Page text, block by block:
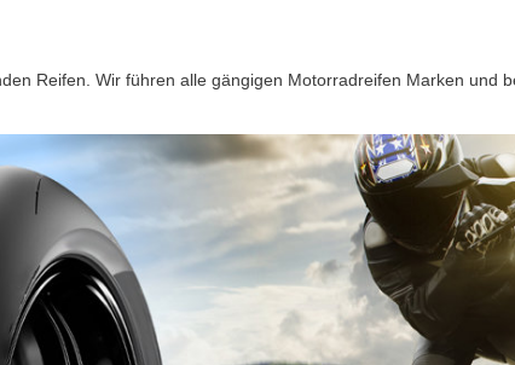
Reifen. Wir führen alle gängigen Motorradreifen Marken und